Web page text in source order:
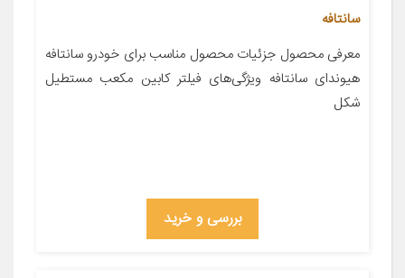
سانتافه
معرفی محصول جزئیات محصول مناسب برای خودرو سانتافه
هیوندای سانتافه ویژگی‌های فیلتر کابین مکعب مستطیل
شکل
بررسی و خرید